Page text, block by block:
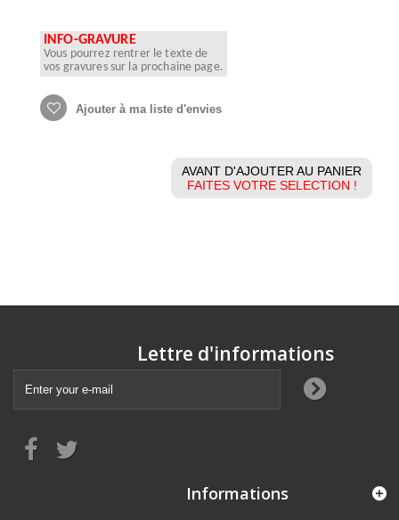
INFO-GRAVURE
Vous pourrez rentrer le texte de
vos gravures sur la prochaine page.
Ajouter à ma liste d'envies
AVANT D'AJOUTER AU PANIER
FAITES VOTRE SELECTION !
Lettre d'informations
Informations